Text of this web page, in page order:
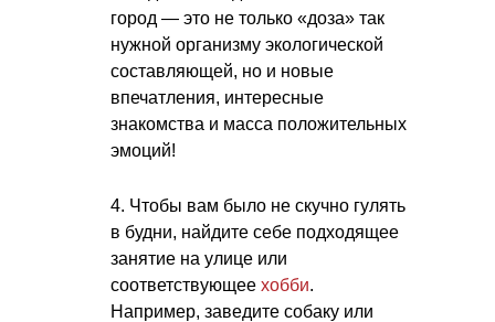
город — это не только «доза» так
нужной организму экологической
составляющей, но и новые
впечатления, интересные
знакомства и масса положительных
эмоций!
4. Чтобы вам было не скучно гулять
в будни, найдите себе подходящее
занятие на улице или
соответствующее хобби.
Например, заведите собаку или